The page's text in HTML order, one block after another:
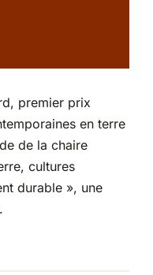
premier prix
en terre
de la chaire
cultures
durable », une